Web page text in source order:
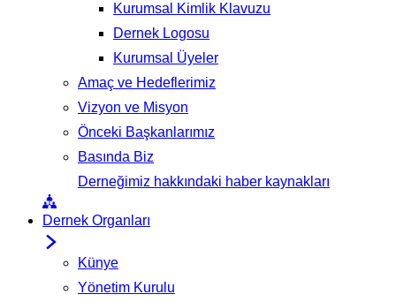
Kurumsal Kimlik Klavuzu
Dernek Logosu
Kurumsal Üyeler
Amaç ve Hedeflerimiz
Vizyon ve Misyon
Önceki Başkanlarımız
Basında Biz
Derneğimiz hakkındaki haber kaynakları
Dernek Organları
Künye
Yönetim Kurulu